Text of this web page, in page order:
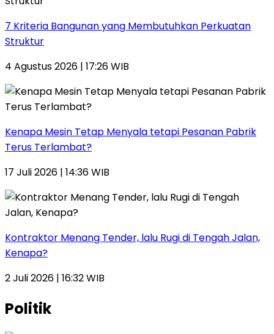
7 Kriteria Bangunan yang Membutuhkan Perkuatan
Struktur
4 Agustus 2026 | 17:26 WIB
Kenapa Mesin Tetap Menyala tetapi Pesanan Pabrik
Terus Terlambat?
17 Juli 2026 | 14:36 WIB
Kontraktor Menang Tender, lalu Rugi di Tengah Jalan,
Kenapa?
2 Juli 2026 | 16:32 WIB
Politik